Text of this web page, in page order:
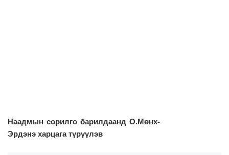
Наадмын сорилго барилдаанд О.Мөнх-
Эрдэнэ харцага түрүүлэв